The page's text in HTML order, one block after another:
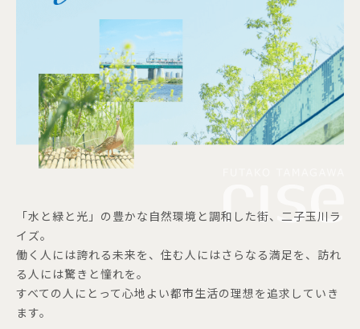
「水と緑と光」の豊かな自然環境と調和した街、二子玉川ラ
イズ。
働く人には誇れる未来を、住む人にはさらなる満足を、訪れ
る人には驚きと憧れを。
すべての人にとって心地よい都市生活の理想を追求していき
ます。